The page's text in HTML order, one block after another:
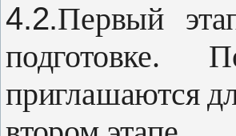
4.2.Первый
подготов­ке.
приглашаются